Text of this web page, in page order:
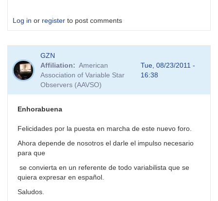
Log in or register to post comments
GZN
Affiliation
American
Association of Variable Star
Observers (AAVSO)
Tue, 08/23/2011 -
16:38
Enhorabuena
Felicidades por la puesta en marcha de este nuevo foro.
Ahora depende de nosotros el darle el impulso necesario
para que
se convierta en un referente de todo variabilista que se
quiera expresar en español.
Saludos.